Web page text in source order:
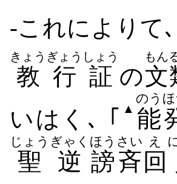
-これ​によりて
教行
きょうぎょう
証
しょう
の文
もん
いはく､ ｢
▲ 能
のう
聖
じょう
逆
ぎゃく
謗
ほう
斉
さい
回
え